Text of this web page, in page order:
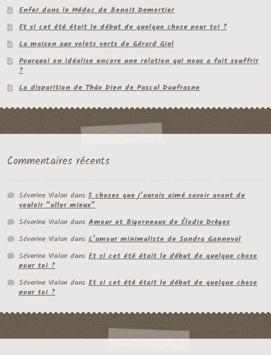
Enfer dans le Médoc de Benoit Demortier
Et si cet été était le début de quelque chose pour toi ?
La maison aux volets verts de Gérard Giel
Pourquoi on idéalise encore une relation qui nous a fait souffrir
?
La disparition de Thâo Dien de Pascal Daufrasne
Commentaires récents
Séverine Vialon dans5 choses que j’aurais aimé savoir avant de
vouloir “aller mieux”
Séverine Vialon dansAmour et Bigorneaux de Élodie Drèges
Séverine Vialon dansL’amour minimaliste de Sandra Ganneval
Séverine Vialon dansEt si cet été était le début de quelque chose
pour toi ?
Séverine Vialon dans Et si cet été était le début de quelque chose
pour toi ?